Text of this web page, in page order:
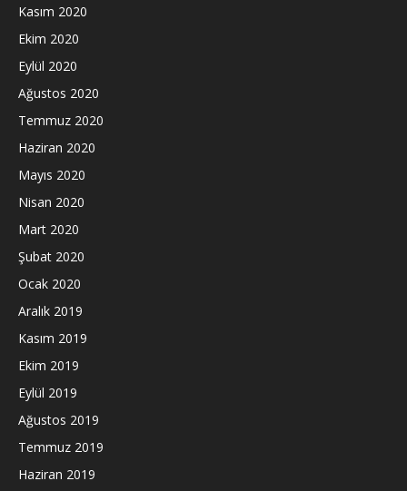
Kasım 2020
Ekim 2020
Eylül 2020
Ağustos 2020
Temmuz 2020
Haziran 2020
Mayıs 2020
Nisan 2020
Mart 2020
Şubat 2020
Ocak 2020
Aralık 2019
Kasım 2019
Ekim 2019
Eylül 2019
Ağustos 2019
Temmuz 2019
Haziran 2019